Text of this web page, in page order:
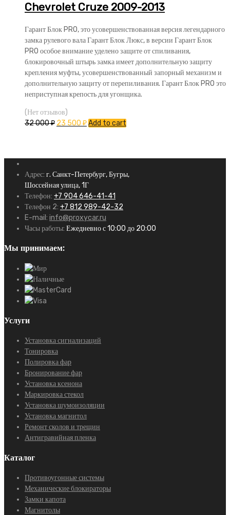
Chevrolet Cruze 2009-2013
Гарант Блок PRO, это усовершенствованная версия легендарного
замка рулевого вала Гарант Блок Люкс, в версии Гарант Блок
PRO особое внимание уделено защите от спиливания,
блокировочный штырь замка имеет дополнительную защиту
крепления муфты, усовершенствованный запорный механизм и
дополнительную защиту от перепиливания. Гарант Блок PRO это
неприступная крепость для угонщика.
(Нет отзывов)
32 000₽ 23 500 ₽Add to cart
Адрес: г. Санкт-Петербург, Бугры,
Шоссейная улица, 1Г
Телефон: +7 904 646-41-41
Телефон 2: +7 812 989-42-32
E-mail: info@proxycar.ru
Часы работы: Ежедневно с 10:00 до 20:00
Мы принимаем:
Услуги
Установка сигнализаций
Тонировка
Полировка фар
Бронирование фар
Установка ксенона
Маркировка стекол
Установка шумоизоляции
Установка магнитол
Ремонт сколов и трещин
Антигравийная пленка
Каталог
Противоугонные системы
Механические блокираторы
Замки капота
Магнитолы